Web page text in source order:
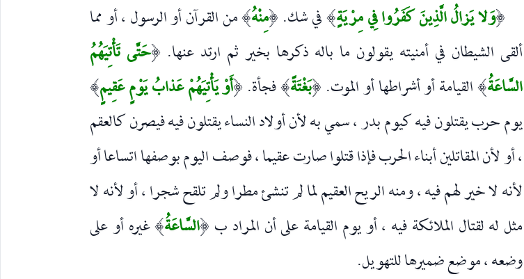
(وَلا يَزالُ الَّذِينَ كَفَرُوا فِي مِرْيَةٍ)في شك. (مِنْهُ)من القرآن أو الرسول ، أو مما
ألقى الشيطان في أمنيته يقولون ما باله ذكرها بخير ثم ارتد عنها. (حَتَّى تَأْتِيَهُمُ
السَّاعَةُ)القيامة أو أشراطها أو الموت. (بَغْتَةً)فجأة. (أَوْ يَأْتِيَهُمْ عَذابُ يَوْمٍ عَقِيمٍ)
يوم حرب يقتلون فيه كيوم بدر ، سمي به لأن أولاد النساء يقتلون فيه فيصرن كالعقم
، أو لأن المقاتلين أبناء الحرب فإذا قتلوا صارت عقيما ، فوصف اليوم بوصفها اتساعا أو
لأنه لا خير لهم فيه ، ومنه الريح العقيم لما لم تنشئ مطرا ولم تلقح شجرا ، أو لأنه لا
مثل له لقتال الملائكة فيه ، أو يوم القيامة على أن المراد ب (السَّاعَةُ)غيره أو على
وضعه ، موضع ضميرها للتهويل.